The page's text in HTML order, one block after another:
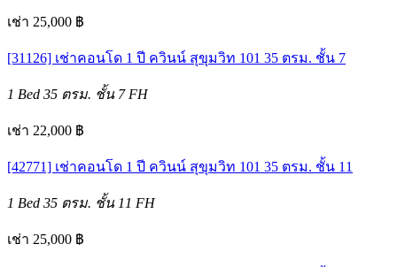
เช่า 25,000 ฿
[31126] เช่าคอนโด 1 ปี ควินน์ สุขุมวิท 101 35 ตรม. ชั้น 7
1 Bed 35 ตรม. ชั้น 7 FH
เช่า 22,000 ฿
[42771] เช่าคอนโด 1 ปี ควินน์ สุขุมวิท 101 35 ตรม. ชั้น 11
1 Bed 35 ตรม. ชั้น 11 FH
เช่า 25,000 ฿